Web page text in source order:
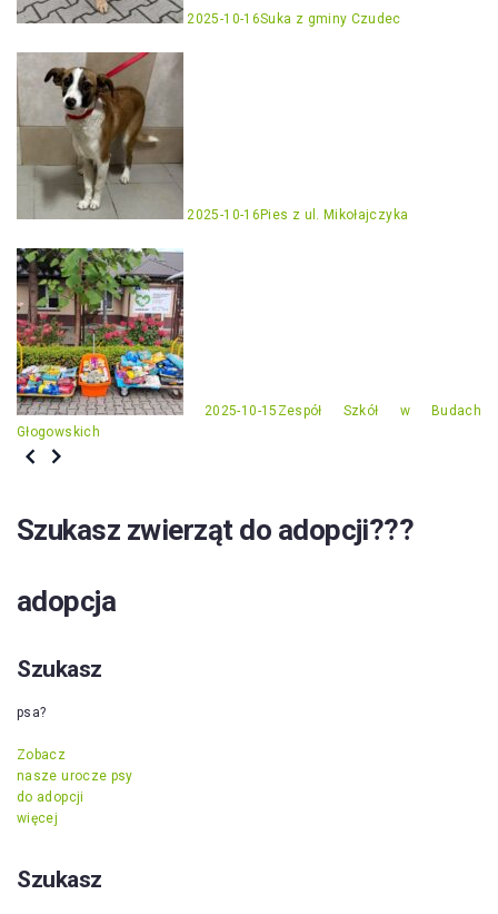
2025-10-16Suka z gminy Czudec
2025-10-16 Pies z ul. Mikołajczyka
2025-10-15 Zespół Szkół w Budach
Głogowskich
Szukasz zwierząt do adopcji???
adopcja
Szukasz
psa?
Zobacz
nasze urocze psy
do adopcji
więcej
Szukasz